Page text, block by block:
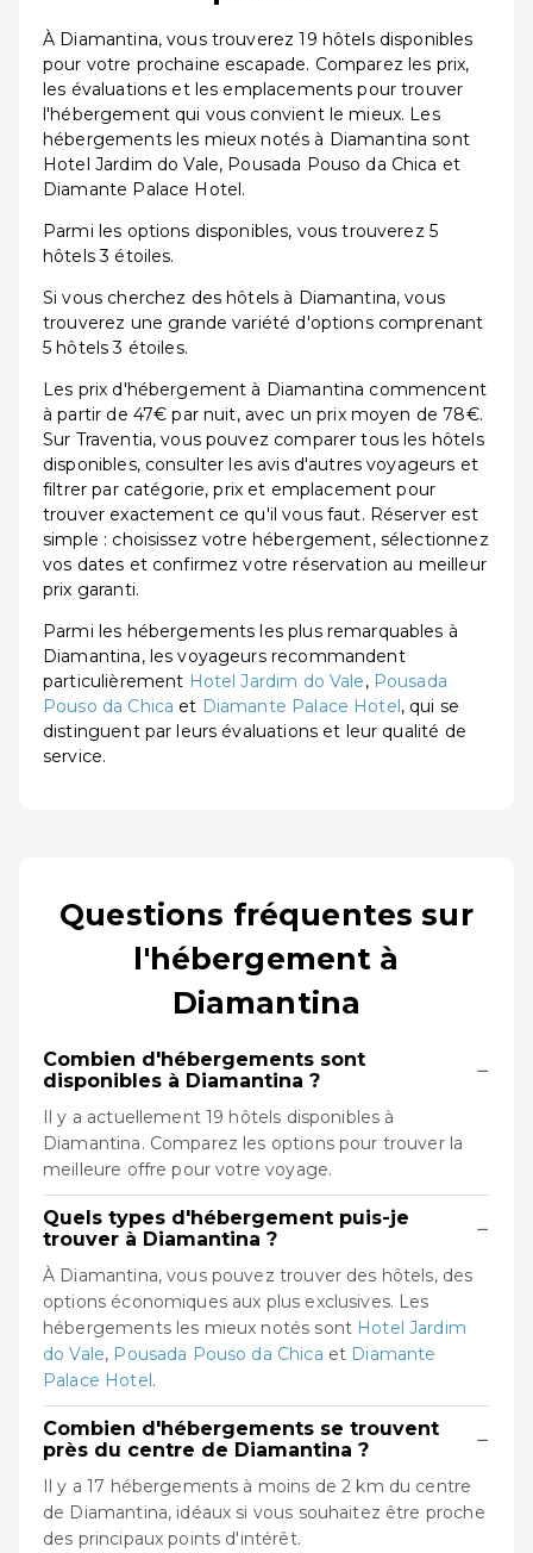
À Diamantina, vous trouverez 19 hôtels disponibles
pour votre prochaine escapade. Comparez les prix,
les évaluations et les emplacements pour trouver
l'hébergement qui vous convient le mieux. Les
hébergements les mieux notés à Diamantina sont
Hotel Jardim do Vale, Pousada Pouso da Chica et
Diamante Palace Hotel.
Parmi les options disponibles, vous trouverez 5
hôtels 3 étoiles.
Si vous cherchez des hôtels à Diamantina, vous
trouverez une grande variété d'options comprenant
5 hôtels 3 étoiles.
Les prix d'hébergement à Diamantina commencent
à partir de 47€ par nuit, avec un prix moyen de 78€.
Sur Traventia, vous pouvez comparer tous les hôtels
disponibles, consulter les avis d'autres voyageurs et
filtrer par catégorie, prix et emplacement pour
trouver exactement ce qu'il vous faut. Réserver est
simple : choisissez votre hébergement, sélectionnez
vos dates et confirmez votre réservation au meilleur
prix garanti.
Parmi les hébergements les plus remarquables à
Diamantina, les voyageurs recommandent
particulièrement Hotel Jardim do Vale, Pousada
Pouso da Chica et Diamante Palace Hotel, qui se
distinguent par leurs évaluations et leur qualité de
service.
Questions fréquentes sur
l'hébergement à
Diamantina
Combien d'hébergements sont
disponibles à Diamantina ?
−
Il y a actuellement 19 hôtels disponibles à
Diamantina. Comparez les options pour trouver la
meilleure offre pour votre voyage.
Quels types d'hébergement puis-je
trouver à Diamantina ?
−
À Diamantina, vous pouvez trouver des hôtels, des
options économiques aux plus exclusives. Les
hébergements les mieux notés sont Hotel Jardim
do Vale, Pousada Pouso da Chica et Diamante
Palace Hotel.
Combien d'hébergements se trouvent
près du centre de Diamantina ?
−
Il y a 17 hébergements à moins de 2 km du centre
de Diamantina, idéaux si vous souhaitez être proche
des principaux points d'intérêt.